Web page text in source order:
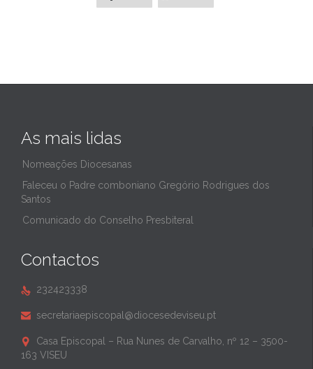
As mais lidas
Nomeações Diocesanas
Faleceu o Padre comboniano Gregório Rodrigues dos
Santos
Comunicado do Conselho Presbiteral
Contactos
 232423338
 secretariaepiscopal@diocesedeviseu.pt

Casa Episcopal – Rua Nunes de Carvalho, nº 12 – 3500-
163 VISEU